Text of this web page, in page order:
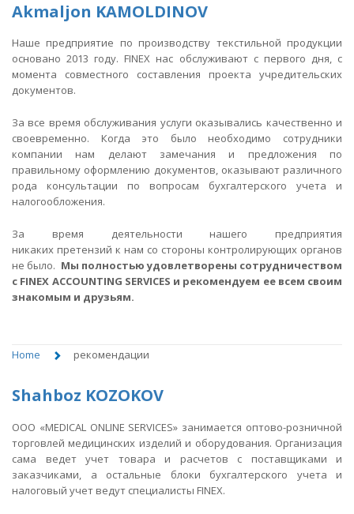
Akmaljon KAMOLDINOV
Наше предприятие по производству текстильной продукции
основано 2013 году. FINEX нас обслуживают с первого дня, с
момента совместного составления проекта учредительских
документов.
За все время обслуживания услуги оказывались качественно и
своевременно. Когда это было необходимо сотрудники
компании нам делают замечания и предложения по
правильному оформлению документов, оказывают различного
рода консультации по вопросам бухгалтерского учета и
налогообложения.
За время деятельности нашего предприятия
никаких претензий к нам со стороны контролирующих органов
не было. Мы полностью удовлетворены сотрудничеством
с FINEX ACCOUNTING SERVICES и рекомендуем ее всем своим
знакомым и друзьям.
Home рекомендации
Shahboz KOZOKOV
ООО «MEDICAL ONLINE SERVICES» занимается оптово-розничной
торговлей медицинских изделий и оборудования. Организация
сама ведет учет товара и расчетов с поставщиками и
заказчиками, а остальные блоки бухгалтерского учета и
налоговый учет ведут специалисты FINEX.